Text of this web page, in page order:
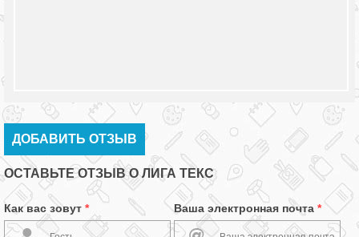
ДОБАВИТЬ ОТЗЫВ
ОСТАВЬТЕ ОТЗЫВ О ЛИГА ТЕКС
Как вас зовут * Ваша электронная почта *